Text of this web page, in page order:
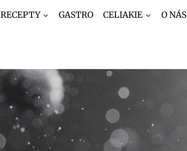
RECEPTY GASTRO CELIAKIE O NÁS